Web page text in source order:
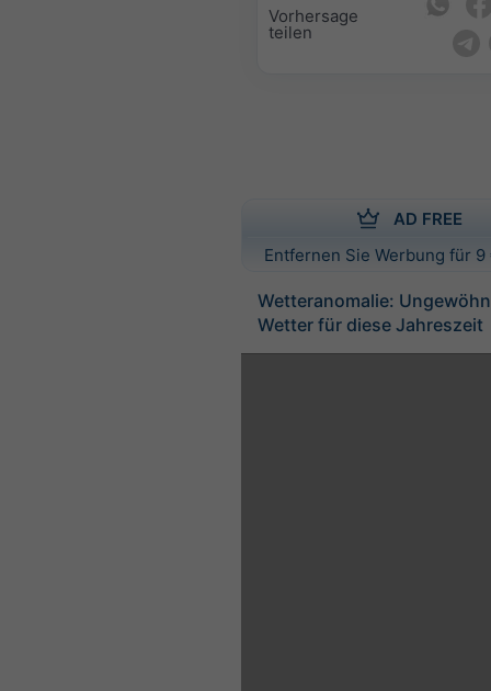
Vorhersage
teilen
AD FREE
Entfernen Sie Werbung für
Wetteranomalie:
Wetter für diese Jahreszeit